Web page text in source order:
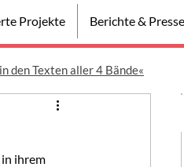
Projekte Berichte & Presse
ihrem
den Texten aller 4 Bände«